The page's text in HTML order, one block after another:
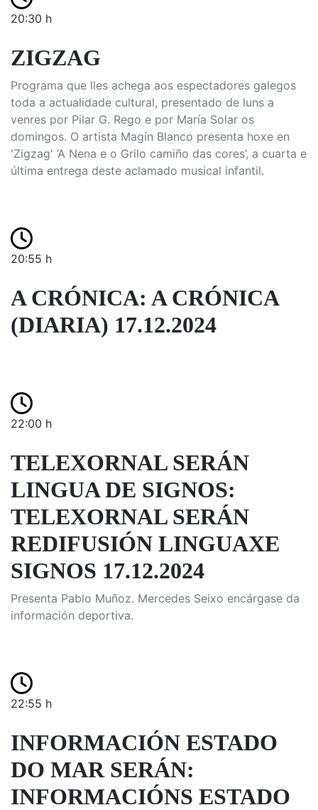
20:30 h
ZIGZAG
Programa que lles achega aos espectadores galegos
toda a actualidade cultural, presentado de luns a
venres por Pilar G. Rego e por María Solar os
domingos. O artista Magín Blanco presenta hoxe en
'Zigzag' ‘A Nena e o Grilo camiño das cores’, a cuarta e
última entrega deste aclamado musical infantil.
20:55 h
A CRÓNICA: A CRÓNICA
(DIARIA) 17.12.2024
22:00 h
TELEXORNAL SERÁN
LINGUA DE SIGNOS:
TELEXORNAL SERÁN
REDIFUSIÓN LINGUAXE
SIGNOS 17.12.2024
Presenta Pablo Muñoz. Mercedes Seixo encárgase da
información deportiva.
22:55 h
INFORMACIÓN ESTADO
DO MAR SERÁN:
INFORMACIÓNS ESTADO